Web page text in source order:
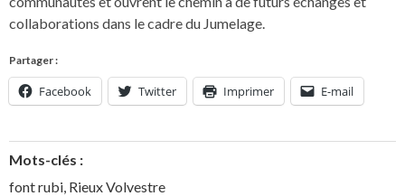
collaborations dans le cadre du Jumelage.
Partager :
Facebook Twitter Imprimer E-mail
Mots-clés :
font rubi, Rieux Volvestre